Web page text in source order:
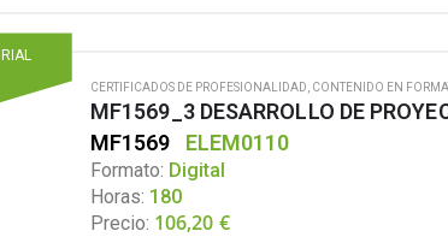
CERTIFICADOS DE PROFESIONALIDAD CONTENIDO EN
MF1569 ELEM0110
Formato: Digital
Horas: 180
Precio: 106,20 €